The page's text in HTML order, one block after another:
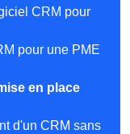
CRM pour
pour une PME
en place
d'un CRM sans